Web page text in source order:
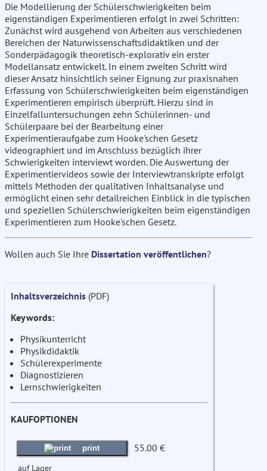
Die Modellierung der Schülerschwierigkeiten beim
eigenständigen Experimentieren erfolgt in zwei Schritten:
Zunächst wird ausgehend von Arbeiten aus verschiedenen
Bereichen der Naturwissenschaftsdidaktiken und der
Sonderpädagogik theoretisch-explorativ ein erster
Modellansatz entwickelt. In einem zweiten Schritt wird
dieser Ansatz hinsichtlich seiner Eignung zur praxisnahen
Erfassung von Schülerschwierigkeiten beim eigenständigen
Experimentieren empirisch überprüft. Hierzu sind in
Einzelfalluntersuchungen zehn Schülerinnen- und
Schülerpaare bei der Bearbeitung einer
Experimentieraufgabe zum Hooke'schen Gesetz
videographiert und im Anschluss bezüglich ihrer
Schwierigkeiten interviewt worden. Die Auswertung der
Experimentiervideos sowie der Interviewtranskripte erfolgt
mittels Methoden der qualitativen Inhaltsanalyse und
ermöglicht einen sehr detailreichen Einblick in die typischen
und speziellen Schülerschwierigkeiten beim eigenständigen
Experimentieren zum Hooke'schen Gesetz.
Wollen auch Sie Ihre Dissertation veröffentlichen?
Inhaltsverzeichnis (PDF)
Keywords:
Physikunterricht
Physikdidaktik
Schülerexperimente
Diagnostizieren
Lernschwierigkeiten
KAUFOPTIONEN
print 55.00 €
auf Lager